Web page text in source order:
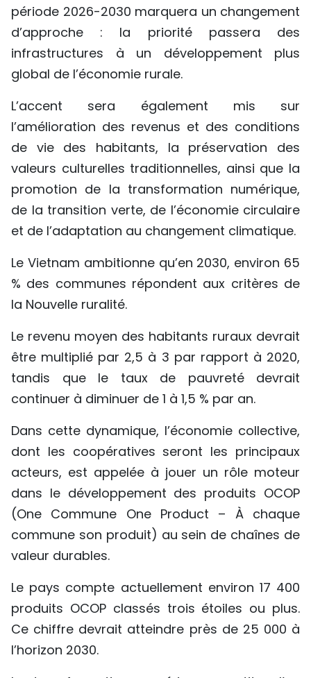
РУССКИЙ
ESPAÑOL
période 2026-2030 marquera un changement
d’approche : la priorité passera des
infrastructures à un développement plus
global de l’économie rurale.
L’accent sera également mis sur
l’amélioration des revenus et des conditions
de vie des habitants, la préservation des
valeurs culturelles traditionnelles, ainsi que la
promotion de la transformation numérique,
de la transition verte, de l’économie circulaire
et de l’adaptation au changement climatique.
Le Vietnam ambitionne qu’en 2030, environ 65
% des communes répondent aux critères de
la Nouvelle ruralité.
Le revenu moyen des habitants ruraux devrait
être multiplié par 2,5 à 3 par rapport à 2020,
tandis que le taux de pauvreté devrait
continuer à diminuer de 1 à 1,5 % par an.
Dans cette dynamique, l’économie collective,
dont les coopératives seront les principaux
acteurs, est appelée à jouer un rôle moteur
dans le développement des produits OCOP
(One Commune One Product – À chaque
commune son produit) au sein de chaînes de
valeur durables.
Le pays compte actuellement environ 17 400
produits OCOP classés trois étoiles ou plus.
Ce chiffre devrait atteindre près de 25 000 à
l’horizon 2030.